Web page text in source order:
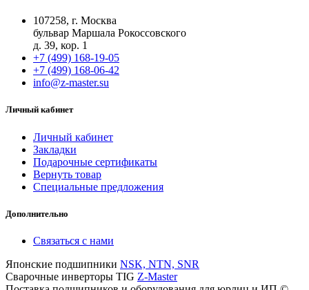
107258, г. Москва
бульвар Маршала Рокоссовского
д. 39, кор. 1
+7 (499) 168-19-05
+7 (499) 168-06-42
info@z-master.su
Личный кабинет
Личный кабинет
Закладки
Подарочные сертификаты
Вернуть товар
Специальные предложения
Дополнительно
Связаться с нами
Японские подшипники NSK, NTN, SNR
Сварочные инверторы TIG Z-Master